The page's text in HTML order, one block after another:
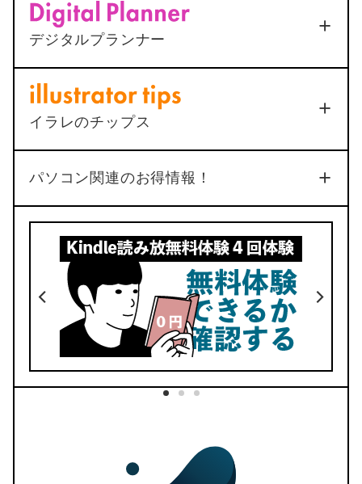
下線が最終行で二重になる原
デジタルプランナー10年手帳〜アプリより
も自由に〜
2021年8月1日
シル
総合
3
4
デジタルプランナー
き
今どきデザインでオシャレ
リフィルは豊富な50種類以上
BOOTHでダウンロード
イラレのチップス
No.33
パソコン関連のお得情報！